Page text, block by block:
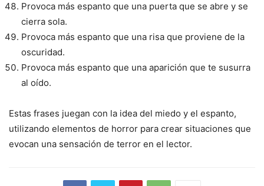
Provoca más espanto que una puerta que se abre y se
cierra sola.
Provoca más espanto que una risa que proviene de la
oscuridad.
Provoca más espanto que una aparición que te susurra
al oído.
Estas frases juegan con la idea del miedo y el espanto,
utilizando elementos de horror para crear situaciones que
evocan una sensación de terror en el lector.